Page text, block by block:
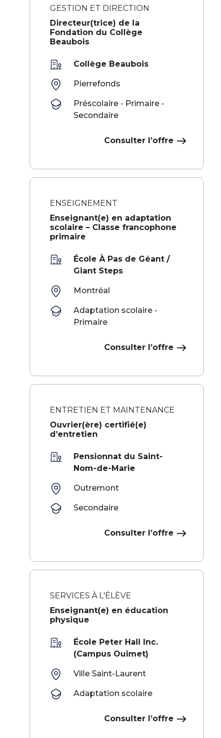
GESTION ET DIRECTION
Directeur(trice) de la
Fondation du Collège
Beaubois
Collège Beaubois
Pierrefonds
Préscolaire - Primaire -
Secondaire
Consulter l’offre
ENSEIGNEMENT
Enseignant(e) en adaptation
scolaire – Classe francophone
primaire
École À Pas de Géant /
Giant Steps
Montréal
Adaptation scolaire -
Primaire
Consulter l’offre
ENTRETIEN ET MAINTENANCE
Ouvrier(ère) certifié(e)
d’entretien
Pensionnat du Saint-
Nom-de-Marie
Outremont
Secondaire
Consulter l’offre
SERVICES À L'ÉLÈVE
Enseignant(e) en éducation
physique
École Peter Hall Inc.
(Campus Ouimet)
Ville Saint-Laurent
Adaptation scolaire
Consulter l’offre